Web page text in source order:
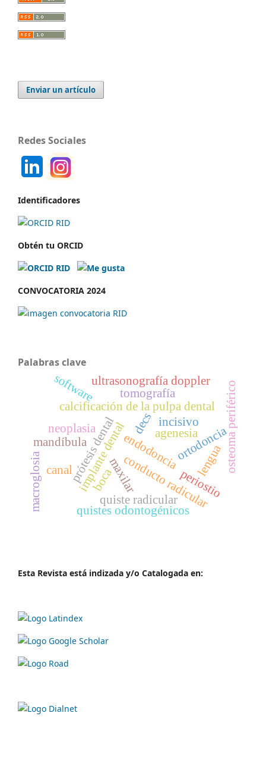
Enviar un artículo
Redes Sociales
Identificadores
Obtén tu ORCID
CONVOCATORIA 2024
Palabras clave
agenesia
ortodoncia
implante dental
prótesis dental incisivo
conducto radicular
calcificación de la pulpa dental
quiste radicular
quistes odontogénicos
endodoncia
maxilar
canal
tomografía osteoma periférico
neoplasia
mandíbula
periostio
software
macroglosia boca
lengua
ultrasonografía doppler
decs
Esta Revista está indizada y/o Catalogada en: